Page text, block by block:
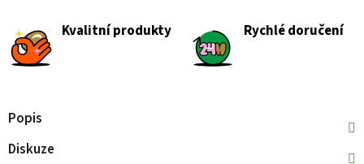
Kvalitní produkty Rychlé doručení
Popis
Diskuze